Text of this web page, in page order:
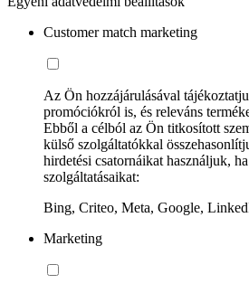
Customer match marketing
Az Ön hozzájárulásával
promóciókról is, és releváns
Ebből a célból az Ön titkosított
külső szolgáltatókkal
hirdetési csatornáikat használjuk,
szolgáltatásaikat:
Bing, Criteo, Meta, Google,
Marketing